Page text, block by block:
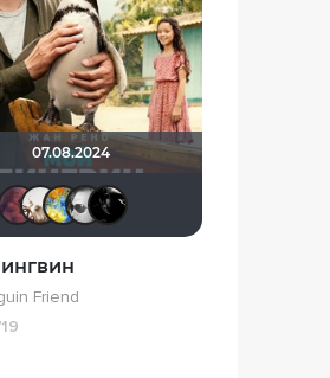
07.08.2024
aodinchov7969
Friend